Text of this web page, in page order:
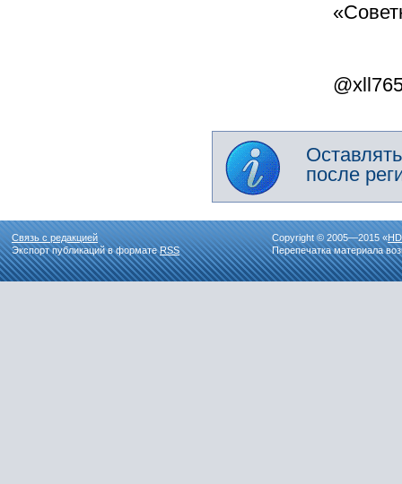
после
Связь с редакцией
Экспорт публикаций в форматеRSS
Copyright © 2005—2015 «
Перепечатка материала